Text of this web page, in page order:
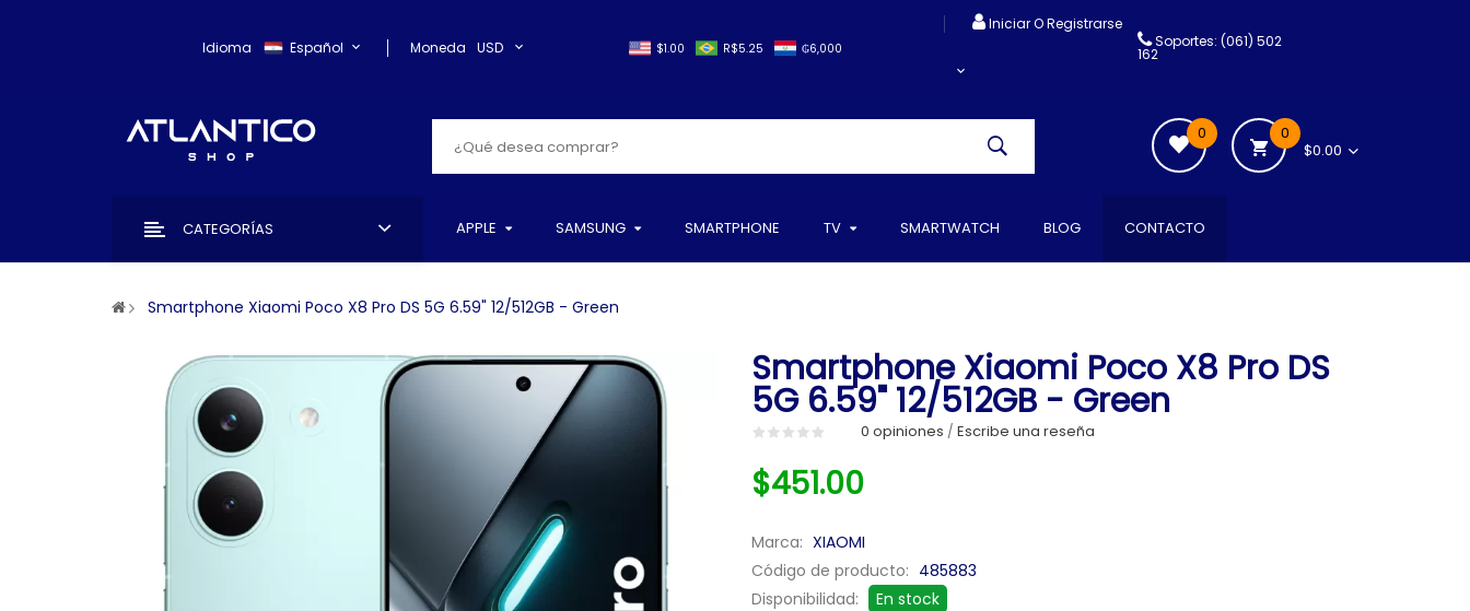
Idioma Español Moneda USD $1.00 ₲6,000
R$5.25
Iniciar O Registrarse
Soportes: (061) 502
162
0
$0.00
0
CATEGORÍAS APPLE SAMSUNG SMARTPHONE TV SMARTWATCH BLOG CONTACTO
Smartphone Xiaomi Poco X8 Pro DS 5G 6.59" 12/512GB - Green
Smartphone Xiaomi Poco X8 Pro DS
5G 6.59" 12/512GB - Green
0 opiniones / Escribe una reseña
$451.00
Marca: XIAOMI
Código de producto: 485883
Disponibilidad:
En stock